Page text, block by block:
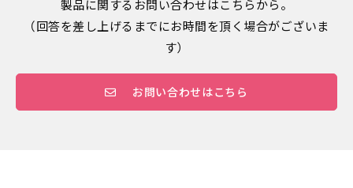
製品に関するお問い合わせはこちらから。
（回答を差し上げるまでにお時間を頂く場合がございま
す）
お問い合わせはこちら